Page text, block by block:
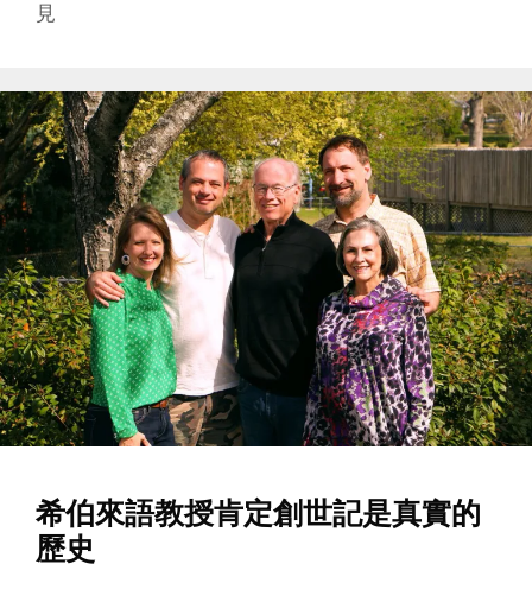
見
希伯來語教授肯定創世記是真實的
歷史